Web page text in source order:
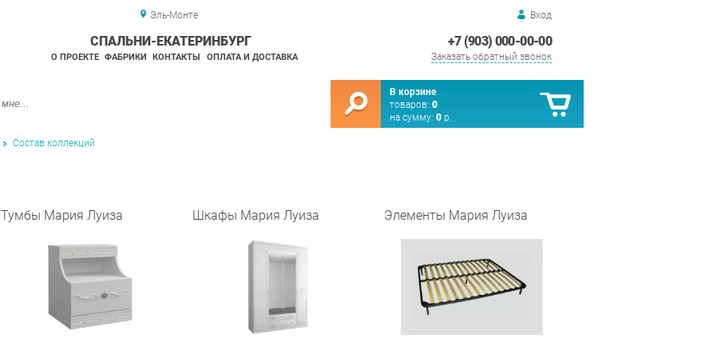
Эль-Монте Вход
+7 (903) 000-00-00
Заказать обратный звонок
СПАЛЬНИ-ЕКАТЕРИНБУРГ
О ПРОЕКТЕ ФАБРИКИ КОНТАКТЫ ОПЛАТА И ДОСТАВКА
В корзине
товаров: 0
на сумму: 0 р.
Состав коллекций
Тумбы Мария Луиза Шкафы Мария Луиза Элементы Мария Луиза